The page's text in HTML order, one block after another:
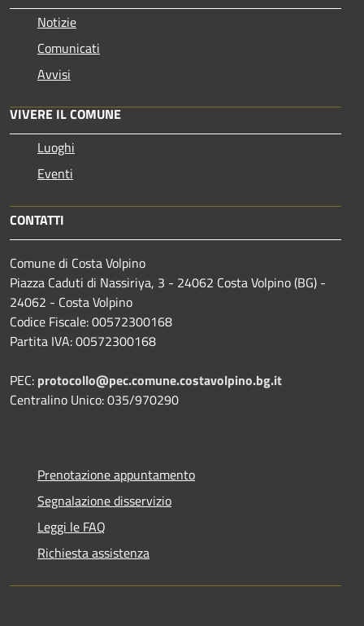
Notizie
Comunicati
Avvisi
VIVERE IL COMUNE
Luoghi
Eventi
CONTATTI
Comune di Costa Volpino
Piazza Caduti di Nassiriya, 3 - 24062 Costa Volpino (BG) -
24062 - Costa Volpino
Codice Fiscale: 00572300168
Partita IVA: 00572300168
PEC: protocollo@pec.comune.costavolpino.bg.it
Centralino Unico: 035/970290
Prenotazione appuntamento
Segnalazione disservizio
Leggi le FAQ
Richiesta assistenza